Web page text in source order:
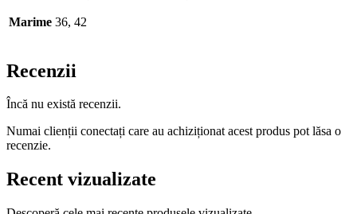
Marime 36, 42
Recenzii
Încă nu există recenzii.
Numai clienții conectați care au achiziționat acest produs pot lăsa o
recenzie.
Recent vizualizate